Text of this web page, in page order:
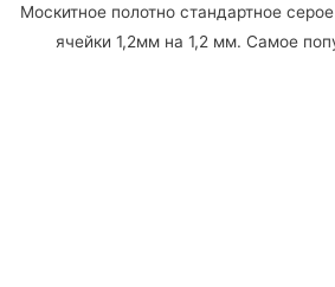
Москитное полотно стандартное
ячейки 1,2мм на 1,2 мм. Самое